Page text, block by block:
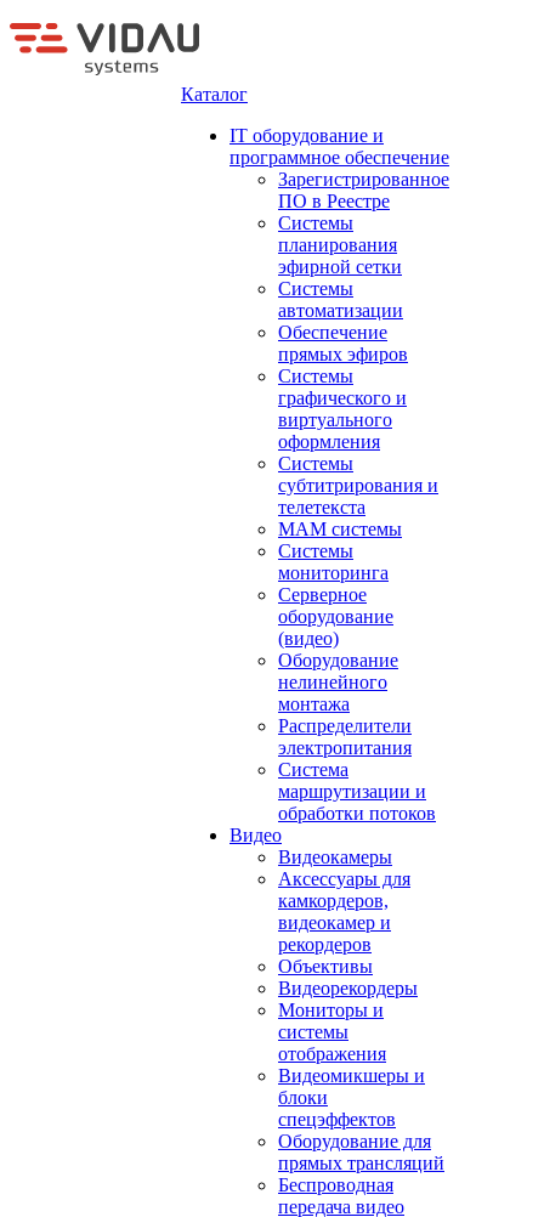
Каталог
IT оборудование и
программное обеспечение
Зарегистрированное
ПО в Реестре
Системы
планирования
эфирной сетки
Системы
автоматизации
Обеспечение
прямых эфиров
Системы
графического и
виртуального
оформления
Системы
субтитрирования и
телетекста
MAM системы
Системы
мониторинга
Серверное
оборудование
(видео)
Оборудование
нелинейного
монтажа
Распределители
электропитания
Система
маршрутизации и
обработки потоков
Видео
Видеокамеры
Аксессуары для
камкордеров,
видеокамер и
рекордеров
Объективы
Видеорекордеры
Мониторы и
системы
отображения
Видеомикшеры и
блоки
спецэффектов
Оборудование для
прямых трансляций
Беспроводная
передача видео